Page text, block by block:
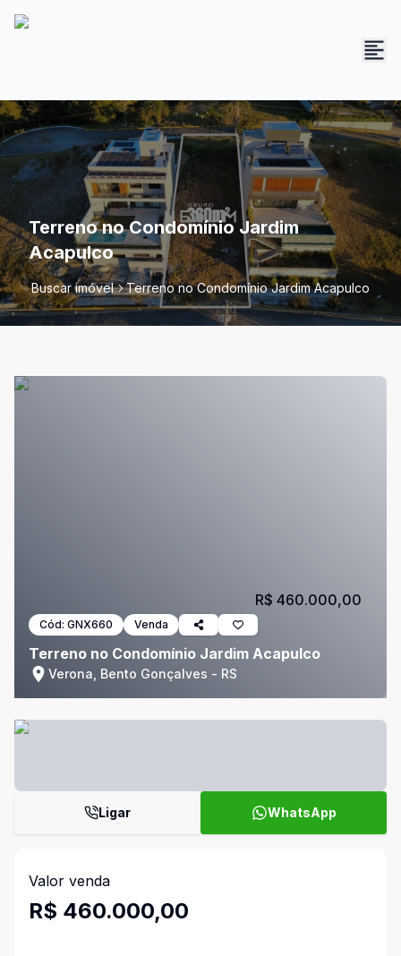
Terreno no Condomínio Jardim
Acapulco
Buscar imóvel Terreno no Condomínio Jardim Acapulco
Cód: GNX660 Venda
Terreno no Condomínio Jardim Acapulco
Verona, Bento Gonçalves - RS
R$ 460.000,00
Ligar WhatsApp
Valor venda
R$ 460.000,00